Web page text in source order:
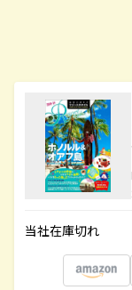
当社在庫切れ